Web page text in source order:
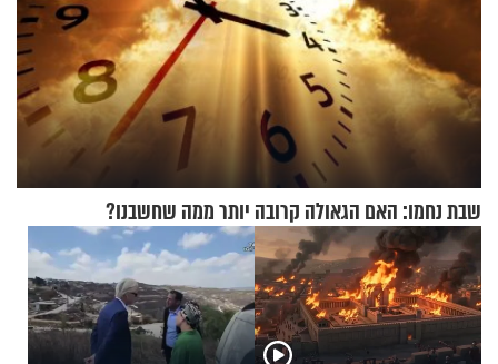
שבת נחמו: האם הגאולה קרובה יותר ממה שחשבנו?